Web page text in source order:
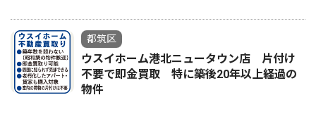
都筑区
ウスイホーム港北ニュータウン店 片付け
不要で即金買取 特に築後20年以上経過の
物件